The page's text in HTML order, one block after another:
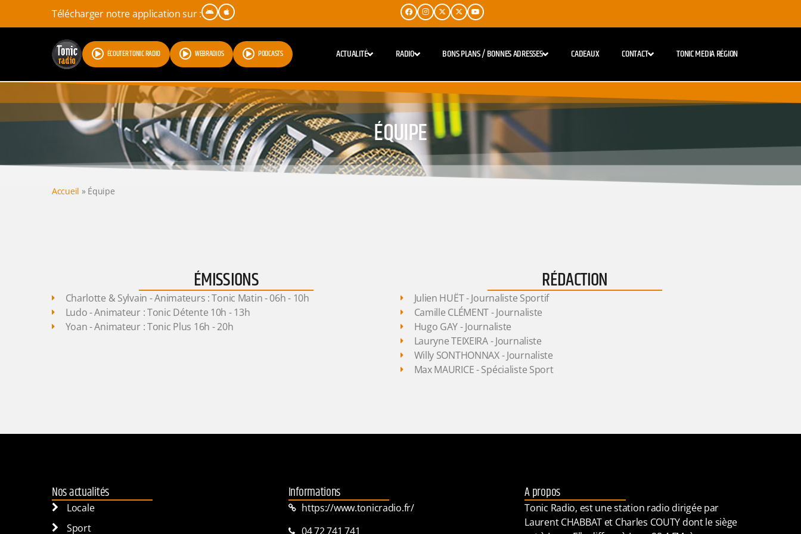
Télécharger notre application sur :
ÉCOUTER TONIC RADIO WEBRADIOS PODCASTS ACTUALITÉ RADIO BONS PLANS / BONNES ADRESSES CADEAUX CONTACT TONIC MEDIA RÉGION
ÉQUIPE
Accueil » Équipe
ÉMISSIONS
Charlotte & Sylvain - Animateurs : Tonic Matin - 06h - 10h
Ludo - Animateur : Tonic Détente 10h - 13h
Yoan - Animateur : Tonic Plus 16h - 20h
RÉDACTION
Julien HUËT - Journaliste Sportif
Camille CLÉMENT- Journaliste
Hugo GAY- Journaliste
Lauryne TEIXEIRA- Journaliste
Willy SONTHONNAX - Journaliste
Max MAURICE - Spécialiste Sport
Nos actualités
Locale
Sport
Informations
https://www.tonicradio.fr/
04 72 741 741
A propos
Tonic Radio, est une station radio dirigée par
Laurent CHABBAT et Charles COUTY dont le siège